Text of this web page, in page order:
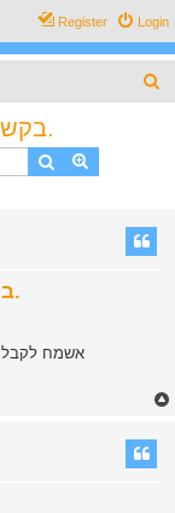
Login
Register
בקשה,תמליצו לי בבקשה על אולר שטוח.
Search
בקשה,תמליצו לי בבקשה על אולר שטוח.
אשמח לקבל